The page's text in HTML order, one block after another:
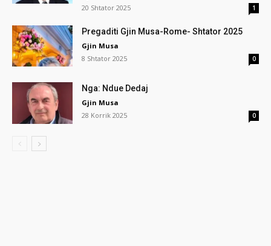
20 Shtator 2025
1
Pregaditi Gjin Musa-Rome- Shtator 2025
Gjin Musa
8 Shtator 2025
0
Nga: Ndue Dedaj
Gjin Musa
28 Korrik 2025
0